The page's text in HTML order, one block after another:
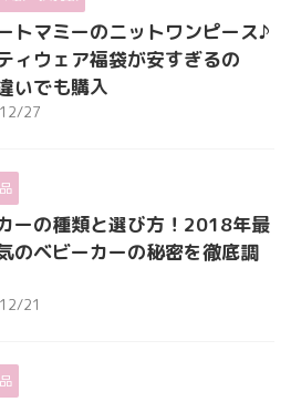
トマミーのニットワンピース♪
ィウェア福袋が安すぎるの
いでも購入
27
ーの種類と選び方！2018年最
のベビーカーの秘密を徹底調
21